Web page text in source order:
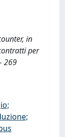
in
per
269